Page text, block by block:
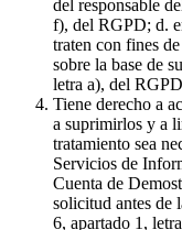
del responsable
f), del RGPD; d.
traten con fines
sobre la base de
letra a), del
Tiene derecho a
a suprimirlos y a
tratamiento sea
Servicios de
Cuenta de
solicitud antes de
6, apartado 1,